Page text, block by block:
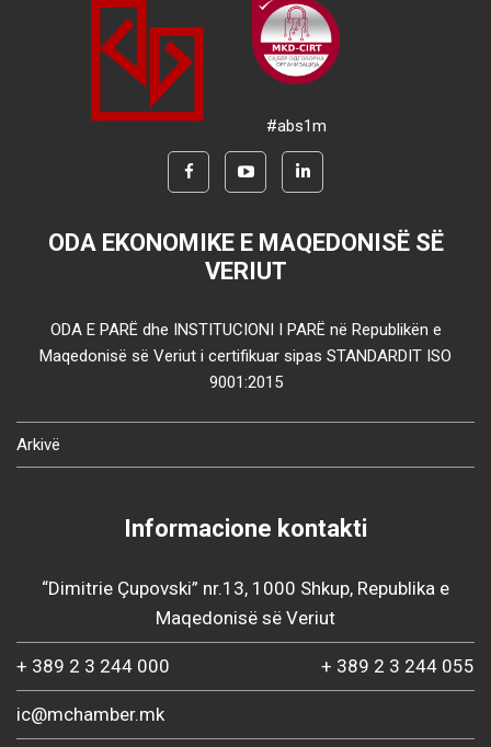
#abs1m
ODA EKONOMIKE E MAQEDONISË SË
VERIUT
ODA E PARË dhe INSTITUCIONI I PARË në Republikën e
Maqedonisë së Veriut i certifikuar sipas STANDARDIT ISO
9001:2015
Arkivë
Informacione kontakti
“Dimitrie Çupovski” nr.13, 1000 Shkup, Republika e
Maqedonisë së Veriut
+ 389 2 3 244 000 + 389 2 3 244 055
ic@mchamber.mk